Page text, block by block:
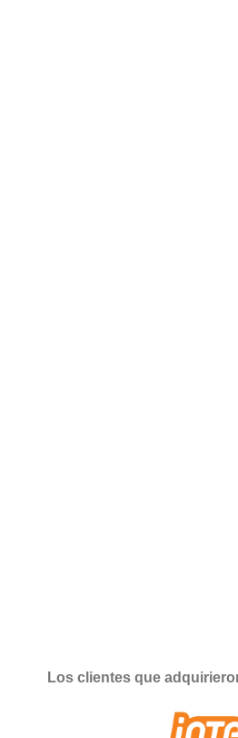
Los clientes que